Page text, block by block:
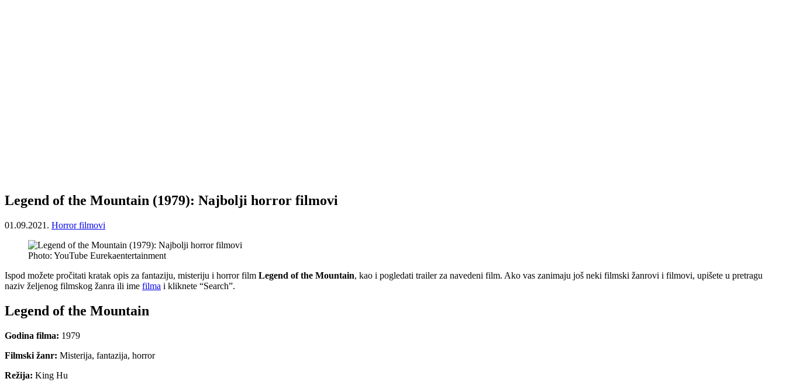
Legend of the Mountain (1979): Najbolji horror filmovi
01.09.2021. Horror filmovi
Photo: YouTube Eurekaentertainment
Ispod možete pročitati kratak opis za fantaziju, misteriju i horror film Legend of the Mountain, kao i pogledati trailer za navedeni film. Ako vas zanimaju još neki filmski žanrovi i filmovi, upišete u pretragu
naziv željenog filmskog žanra ili ime filma i kliknete “Search”.
Legend of the Mountain
Godina filma: 1979
Filmski žanr: Misterija, fantazija, horror
Režija: King Hu